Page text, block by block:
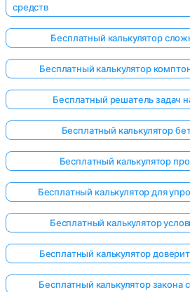
средств
Бесплатный калькулятор
Бесплатный калькулятор
Бесплатный решатель задач
Бесплатный калькулятор
Бесплатный калькулятор
Бесплатный калькулятор для
Бесплатный калькулятор
Бесплатный калькулятор
Бесплатный калькулятор закона